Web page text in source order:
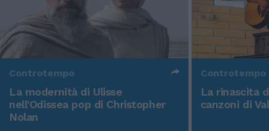
Controtempo
La modernità di Ulisse
nell'Odissea pop di Christopher
Nolan
Controtempo
La rinascita
canzoni di